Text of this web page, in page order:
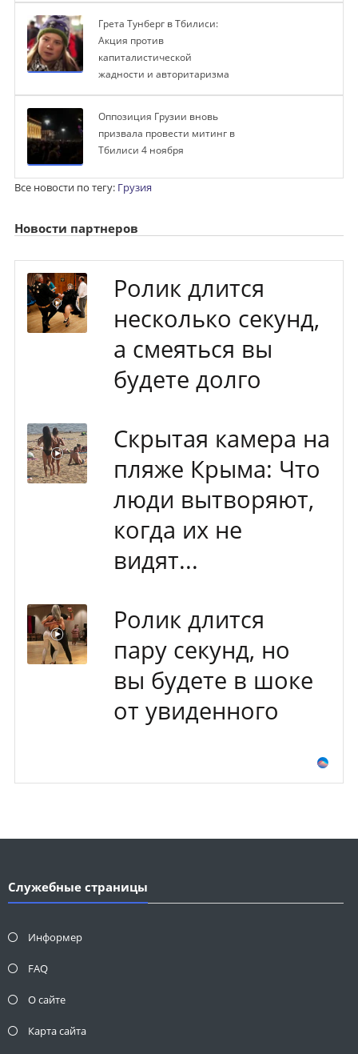
Грета Тунберг в Тбилиси:
Акция против
капиталистической
жадности и авторитаризма
Оппозиция Грузии вновь
призвала провести митинг в
Тбилиси 4 ноября
Все новости по тегу: Грузия
Новости партнеров
Ролик длится
несколько секунд,
а смеяться вы
будете долго
Скрытая камера на
пляже Крыма: Что
люди вытворяют,
когда их не
видят...
Ролик длится
пару секунд, но
вы будете в шоке
от увиденного
Служебные страницы
Информер
FAQ
О сайте
Карта сайта